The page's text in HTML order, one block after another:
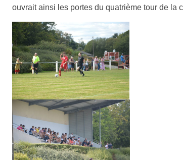
ouvrait ainsi les portes du quatrième tour de la